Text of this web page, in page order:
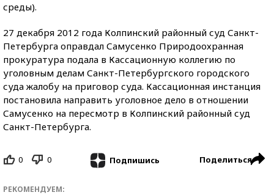
среды).
27 декабря 2012 года Колпинский районный суд Санкт-
Петербурга оправдал Самусенко Природоохранная
прокуратура подала в Кассационную коллегию по
уголовным делам Санкт-Петербургского городского
суда жалобу на приговор суда. Кассационная инстанция
постановила направить уголовное дело в отношении
Самусенко на пересмотр в Колпинский районный суд
Санкт-Петербурга.
0 0 Подпишись Поделиться
РЕКОМЕНДУЕМ: